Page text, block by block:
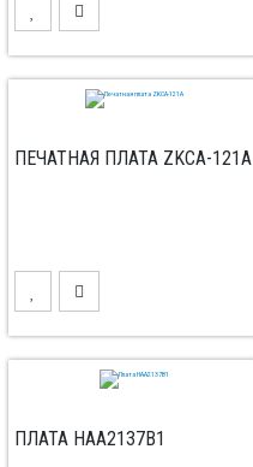
ПЕЧАТНАЯ ПЛАТА ZKCA-121A
ПЛАТА HAA2137B1